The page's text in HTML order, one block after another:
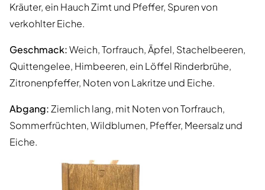
Kräuter, ein Hauch Zimt und Pfeffer, Spuren von
verkohlter Eiche.
Geschmack:Weich, Torfrauch, Äpfel, Stachelbeeren,
Quittengelee, Himbeeren, ein Löffel Rinderbrühe,
Zitronenpfeffer, Noten von Lakritze und Eiche.
Abgang:Ziemlich lang, mit Noten von Torfrauch,
Sommerfrüchten, Wildblumen, Pfeffer, Meersalz und
Eiche.